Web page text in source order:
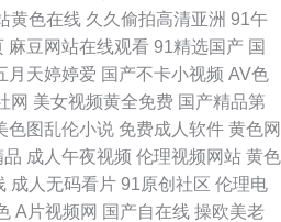
黄色在线 久久偷拍高清亚洲 91午
麻豆网站在线观看 91精选国产 国
月天婷婷爱 国产不卡小视频 AV色
网 美女视频黄全免费 国产精品第
色图乱伦小说 免费成人软件 黄色网
品 成人午夜视频 伦理视频网站 黄色
成人无码看片 91原创社区 伦理电
A片视频网 国产自在线 操欧美老